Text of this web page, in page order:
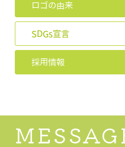
ロゴの由来
SDGs宣言
採用情報